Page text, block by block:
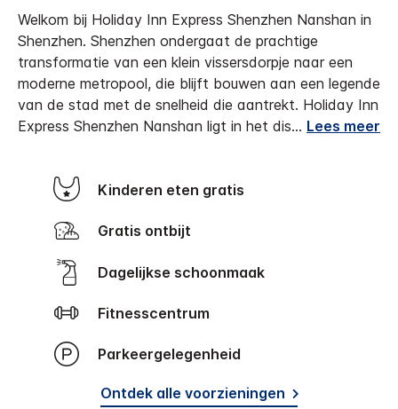
Welkom bij Holiday Inn Express Shenzhen Nanshan in
Shenzhen. Shenzhen ondergaat de prachtige
transformatie van een klein vissersdorpje naar een
moderne metropool, die blijft bouwen aan een legende
van de stad met de snelheid die aantrekt. Holiday Inn
Express Shenzhen Nanshan ligt in het dis... Lees meer
Kinderen eten gratis
Gratis ontbijt
Dagelijkse schoonmaak
Fitnesscentrum
Parkeergelegenheid
Ontdek alle voorzieningen